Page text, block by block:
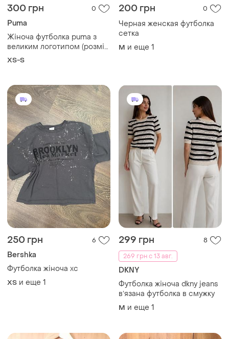
300 грн 0
Puma
Жіноча футболка puma з
великим логотипом (розмір
xs/s / 34-36) — оригінал
XS-S
200 грн 0
Черная женская футболка
сетка
M и еще 1
250 грн 6
Bershka
Футболка жіноча хс
ХS и еще 1
299 грн
8
269 грн с 13 авг.
DKNY
Футболка жіноча dkny jeans
вʼязана футболка в смужку
M и еще 1